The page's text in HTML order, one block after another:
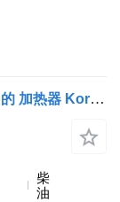
公共汽车 Bova Futura FHD, FLD (1982-) 的 加热器 Kormas Futura FLD15 Magnum (01.84-) U4856
柴
油